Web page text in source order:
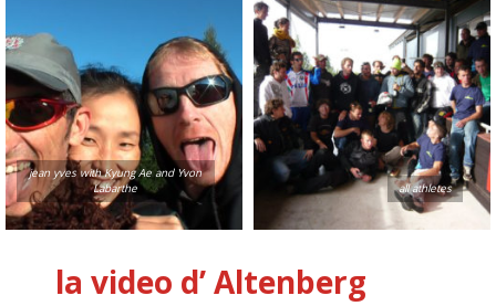
jean yves with Kyung Ae and Yvon
Labarthe
all athletes
la video d’ Altenberg